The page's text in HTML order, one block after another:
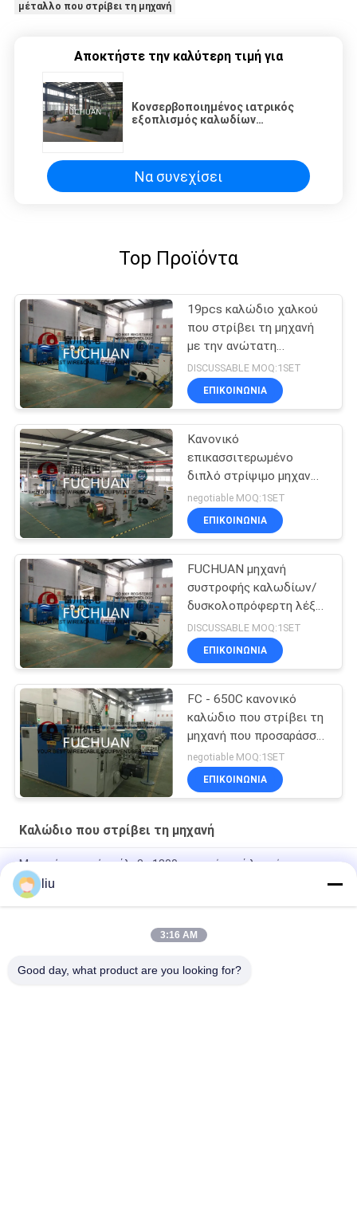
μέταλλο που στρίβει τη μηχανή
Αποκτήστε την καλύτερη τιμή για
Κονσερβοποιημένος ιατρικός
εξοπλισμός καλωδίων
1.2Kgf μαγνητικός
Να συνεχίσει
Top Προϊόντα
19pcs καλώδιο χαλκού
που στρίβει τη μηχανή
με την ανώτατη
ταχύτητα περιστροφής
2000rpm/4000TPM
DISCUSSABLE MOQ:1SET
ΕΠΙΚΟΙΝΩΝΊΑ
Κανονικό
επικασσιτερωμένο
διπλό στρίψιμο μηχανών
συστροφής καλωδίων
για την οθόνη αφής
καλωδίων πυρήνων
negotiable MOQ:1SET
ΕΠΙΚΟΙΝΩΝΊΑ
FUCHUAN μηχανή
συστροφής καλωδίων/
δυσκολοπρόφερτη λέξη
καλωδίων χαλκού για
κανονικούς 1+6+12
αγωγούς
DISCUSSABLE MOQ:1SET
ΕΠΙΚΟΙΝΩΝΊΑ
FC - 650C κανονικό
καλώδιο που στρίβει τη
μηχανή που προσαράσσει
την περιοχή τμημάτων
0,3 - 4 Mm2
negotiable MOQ:1SET
ΕΠΙΚΟΙΝΩΝΊΑ
Καλώδιο που στρίβει τη μηχανή
Μηχανή στροφής χάλυβα 1800 στροφές ανά λεπτό
25N Χάλυβα υλικό Σύρμα στροφή εργαλείο 220V 1800rpm
Αριστερά/δεξιά
Μηχανή στροφής καλωδίων 4500KG 3300*1550*1800mm με
liu
3:16 AM
Good day, what product are you looking for?